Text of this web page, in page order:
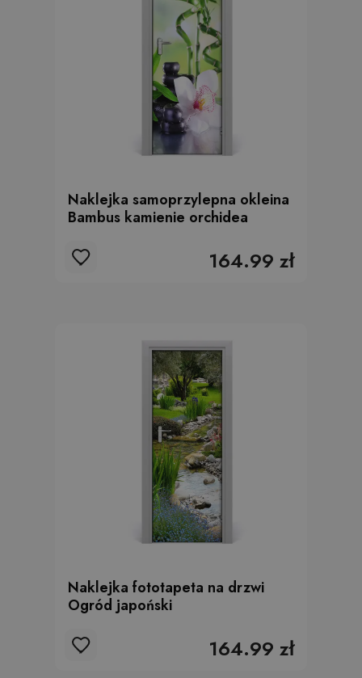
Naklejka samoprzylepna okleina
Bambus kamienie orchidea
164.99 zł
Naklejka fototapeta na drzwi
Ogród japoński
164.99 zł